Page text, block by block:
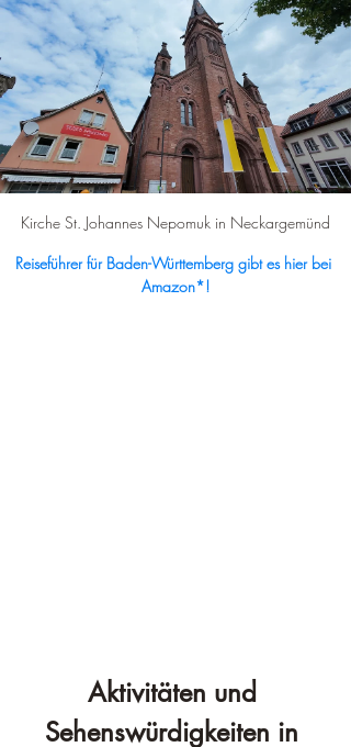
Kirche St. Johannes Nepomuk in Neckargemünd
Reiseführer für Baden-Württemberg gibt es hier bei
Amazon*!
Aktivitäten und
Sehenswürdigkeiten in